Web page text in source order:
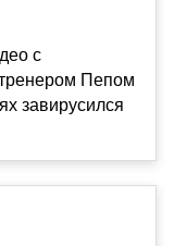
с
Пепом
завирусился